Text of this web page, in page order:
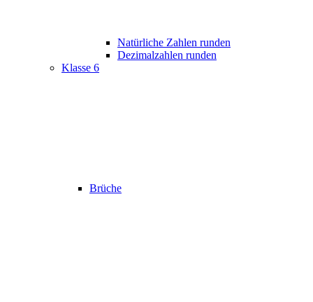
Natürliche Zahlen runden
Dezimalzahlen runden
Klasse 6
Brüche